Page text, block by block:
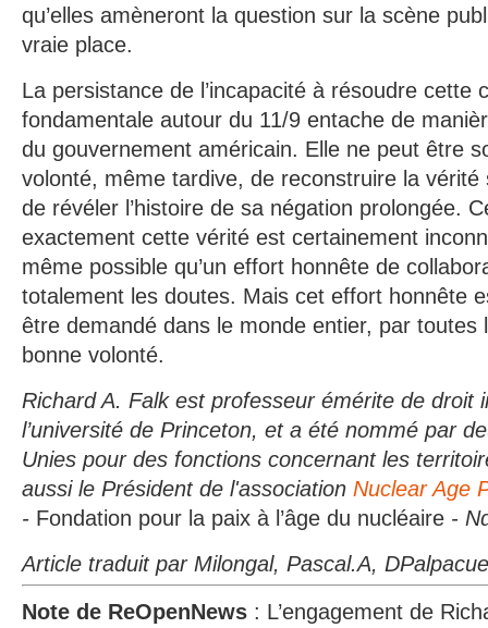
qu’elles amèneront la question sur la scène
vraie place.
La persistance de l’incapacité à résoudre cette
fondamentale autour du 11/9 entache de
du gouvernement américain. Elle ne peut être
volonté, même tardive, de reconstruire la
de révéler l’histoire de sa négation prolongée.
exactement cette vérité est certainement
même possible qu’un effort honnête de
totalement les doutes. Mais cet effort honnête
être demandé dans le monde entier, par toutes
bonne volonté.
Richard A. Falk est professeur émérite de droit
l’université de Princeton, et a été nommé par
Unies pour des fonctions concernant les
aussi le Président de l'association Nuclear Age
- Fondation pour la paix à l’âge du nucléaire -
Article traduit par Milongal, Pascal.A,
Note de ReOpenNews : L’engagement de